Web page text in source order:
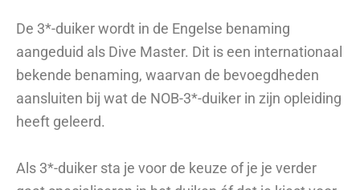
De 3*-duiker wordt in de Engelse benaming
aangeduid als Dive Master. Dit is een internationaal
bekende benaming, waarvan de bevoegdheden
aansluiten bij wat de NOB-3*-duiker in zijn opleiding
heeft geleerd.
Als 3*-duiker sta je voor de keuze of je je verder